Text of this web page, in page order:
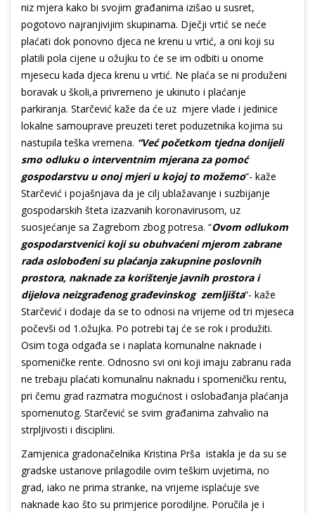
niz mjera kako bi svojim građanima izišao u susret,
pogotovo najranjivijim skupinama. Dječji vrtić se neće
plaćati dok ponovno djeca ne krenu u vrtić, a oni koji su
platili pola cijene u ožujku to će se im odbiti u onome
mjesecu kada djeca krenu u vrtić. Ne plaća se ni produženi
boravak u školi,a privremeno je ukinuto i plaćanje
parkiranja. Starčević kaže da će uz mjere vlade i jedinice
lokalne samouprave preuzeti teret poduzetnika kojima su
nastupila teška vremena. “Već početkom tjedna donijeli
smo odluku o interventnim mjerana za pomoć
gospodarstvu u onoj mjeri u kojoj to možemo“- kaže
Starčević i pojašnjava da je cilj ublažavanje i suzbijanje
gospodarskih šteta izazvanih koronavirusom, uz
suosjećanje sa Zagrebom zbog potresa. “Ovom odlukom
gospodarstvenici koji su obuhvaćeni mjerom zabrane
rada oslobođeni su plaćanja zakupnine poslovnih
prostora, naknade za korištenje javnih prostora i
dijelova neizgrađenog građevinskog zemljišta“- kaže
Starčević i dodaje da se to odnosi na vrijeme od tri mjeseca
počevši od 1.ožujka. Po potrebi taj će se rok i produžiti.
Osim toga odgađa se i naplata komunalne naknade i
spomeničke rente. Odnosno svi oni koji imaju zabranu rada
ne trebaju plaćati komunalnu naknadu i spomeničku rentu,
pri čemu grad razmatra mogućnost i oslobađanja plaćanja
spomenutog. Starčević se svim građanima zahvalio na
strpljivosti i disciplini.
Zamjenica gradonačelnika Kristina Prša istakla je da su se
gradske ustanove prilagodile ovim teškim uvjetima, no
grad, iako ne prima stranke, na vrijeme isplaćuje sve
naknade kao što su primjerice porodiljne. Poručila je i